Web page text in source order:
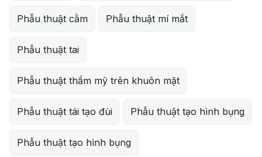
Phẫu thuật cằm Phẫu thuật mí mắt
Phẫu thuật tai
Phẫu thuật thẩm mỹ trên khuôn mặt
Phẫu thuật tái tạo đùi Phẫu thuật tạo hình bụng
Phẫu thuật tạo hình bụng